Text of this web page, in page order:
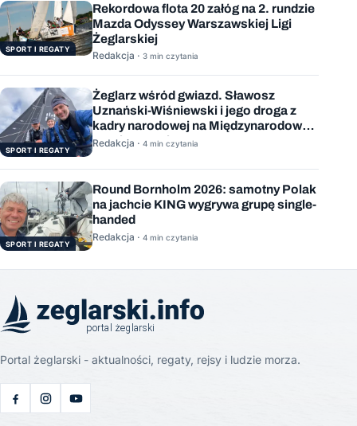
SPORT I REGATY
Rekordowa flota 20 załóg na 2. rundzie
Mazda Odyssey Warszawskiej Ligi
Żeglarskiej
Redakcja · 3 min czytania
SPORT I REGATY
Żeglarz wśród gwiazd. Sławosz
Uznański-Wiśniewski i jego droga z
kadry narodowej na Międzynarodową
Stację Kosmiczną
Redakcja · 4 min czytania
SPORT I REGATY
Round Bornholm 2026: samotny Polak
na jachcie KING wygrywa grupę single-
handed
Redakcja · 4 min czytania
Portal żeglarski - aktualności, regaty, rejsy i ludzie morza.